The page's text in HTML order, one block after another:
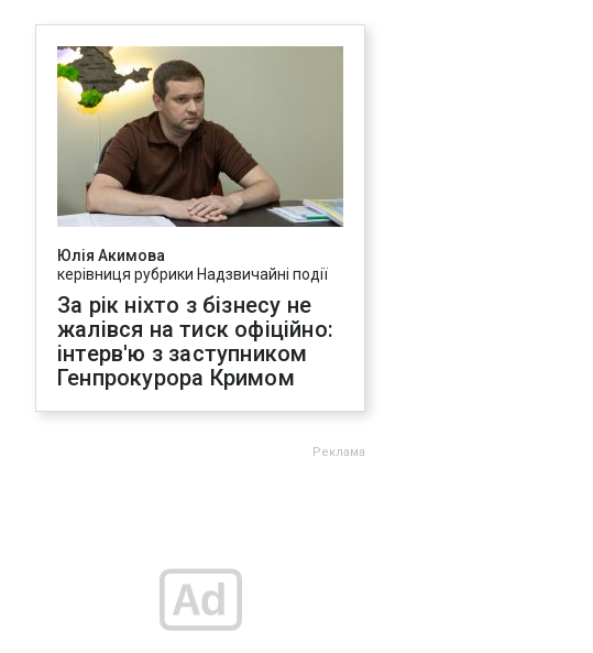
Юлія Акимова
керівниця рубрики Надзвичайні події
За рік ніхто з бізнесу не
жалівся на тиск офіційно:
інтерв'ю з заступником
Генпрокурора Кримом